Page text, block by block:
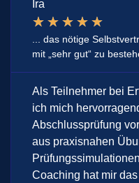
Іra
★ ★ ★ ★ ★
... das nötige
mit „sehr gut“ zu
Als Teilnehmer bei
ich mich
Abschlussprüfung
aus praxisnahen
Coaching hat mir